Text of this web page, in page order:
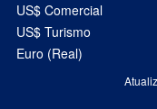
US$ Comercial
US$ Turismo
Euro (Real)